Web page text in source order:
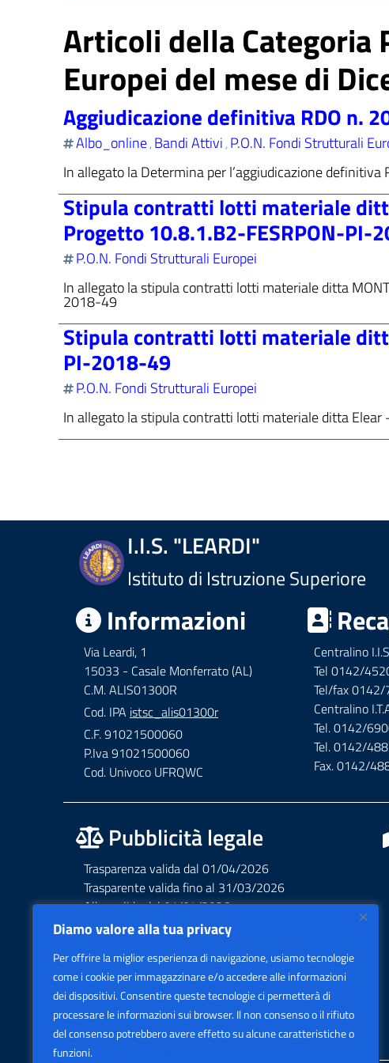
Diamo valore alla tua privacy
Per offrire la miglior esperienza di navigazione, usiamo tecnologie
come i cookie per immagazzinare e/o accedere alle informazioni
dei dispositivi. Consentire queste tecnologie ci permetterà di
processare le informazioni sui browser. Il non consenso o il rifiuto
del consenso potrebbero avere effetto su alcune caratteristiche o
funzioni.
Articoli della Categoria
Europei del mese di
Aggiudicazione definitiva RDO n.
Albo_online, Bandi Attivi, P.O.N. Fondi Strutturali
In allegato la Determina per l’aggiudicazione
Stipula contratti lotti materiale
Progetto 10.8.1.B2-FESRPON-PI-
P.O.N. Fondi Strutturali Europei
In allegato la stipula contratti lotti materiale ditta
2018-49
Stipula contratti lotti materiale
PI-2018-49
P.O.N. Fondi Strutturali Europei
In allegato la stipula contratti lotti materiale ditta
I.I.S. "LEARDI"
Istituto di Istruzione Superiore
Informazioni
Via Leardi, 1
15033 - Casale Monferrato (AL)
C.M. ALIS01300R
Cod. IPA istsc_alis01300r
C.F. 91021500060
P.Iva 91021500060
Cod. Univoco UFRQWC
Centralino
Tel 0142/
Tel/fax
Centralino
Tel. 0142/
Tel. 0142/
Fax. 0142/
Pubblicità legale
Trasparenza valida dal 01/04/2026
Trasparente valida fino al 31/03/2026
Albo valido dal 01/04/2026
Albo valido fino al 31/03/2026
Accessibilità AGID Form